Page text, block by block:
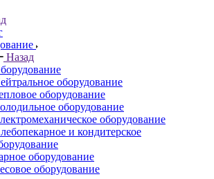
Назад
оборудование
оборудование
оборудование
оборудование
и кондитерское
оборудование
оборудование